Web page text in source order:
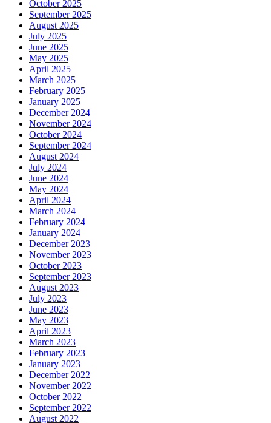
October 2025
September 2025
August 2025
July 2025
June 2025
May 2025
April 2025
March 2025
February 2025
January 2025
December 2024
November 2024
October 2024
September 2024
August 2024
July 2024
June 2024
May 2024
April 2024
March 2024
February 2024
January 2024
December 2023
November 2023
October 2023
September 2023
August 2023
July 2023
June 2023
May 2023
April 2023
March 2023
February 2023
January 2023
December 2022
November 2022
October 2022
September 2022
August 2022